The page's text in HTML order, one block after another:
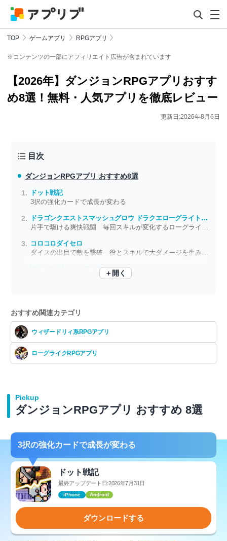
TOP ゲームアプリ RPGアプリ
※コンテンツの一部にアフィリエイト広告が含まれています
【2026年】ダンジョンRPGアプリおすす
め8選！無料・人気アプリを徹底レビュー
更新日:2026年8月6日
目次
ダンジョンRPGアプリ おすすめ8選
ドット戦記
3択の強化カードで成長が変わる
ドラゴンクエストスマッシュグロウ ドラクエローグライトRPG
片手で駆ける爽快戦闘 毎回スキルが変化するローグライトシステムがアツい
コロコロダイセロ
ダイスの出目で敵を撃破 役とスキルで大ダメージを生み出す
Wizardry Variants Daphne
＋開く
おすすめ関連カテゴリ
ウィザードリィ系RPGアプリ
ローグライクRPGアプリ
Pickup
ダンジョンRPGアプリ おすすめ 8選
3択の強化カードで成長が変わる
ドット戦記
最終アップデート日:2026年7月31日
iPhone Android
ダウンロードする